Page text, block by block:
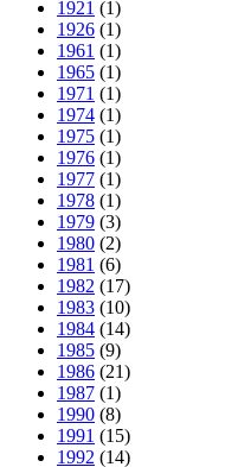
1921 (1)
1926 (1)
1961 (1)
1965 (1)
1971 (1)
1974 (1)
1975 (1)
1976 (1)
1977 (1)
1978 (1)
1979 (3)
1980 (2)
1981 (6)
1982 (17)
1983 (10)
1984 (14)
1985 (9)
1986 (21)
1987 (1)
1990 (8)
1991 (15)
1992 (14)